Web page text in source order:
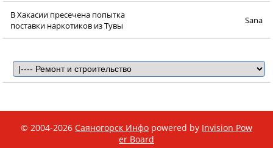
В Хакасии пресечена попытка
поставки наркотиков из Тувы
Sana
© 2004-2026 Саяногорск Инфо powered by Invision Pow
er Board